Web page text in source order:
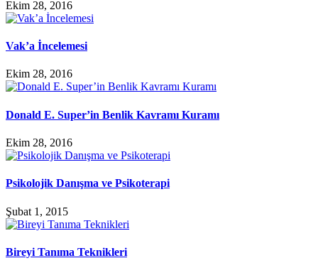
Ekim 28, 2016
Vak’a İncelemesi
Ekim 28, 2016
Donald E. Super’in Benlik Kavramı Kuramı
Ekim 28, 2016
Psikolojik Danışma ve Psikoterapi
Şubat 1, 2015
Bireyi Tanıma Teknikleri